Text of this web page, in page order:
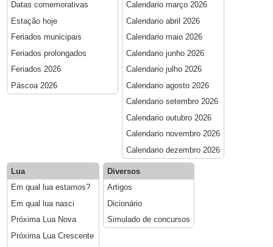
Datas comemorativas
Estação hoje
Feriados municipais
Feriados prolongados
Feriados 2026
Páscoa 2026
Calendario março 2026
Calendario abril 2026
Calendario maio 2026
Calendario junho 2026
Calendario julho 2026
Calendario agosto 2026
Calendario setembro 2026
Calendario outubro 2026
Calendario novembro 2026
Calendario dezembro 2026
Lua
Em qual lua estamos?
Em qual lua nasci
Próxima Lua Nova
Próxima Lua Crescente
Diversos
Artigos
Dicionário
Simulado de concursos